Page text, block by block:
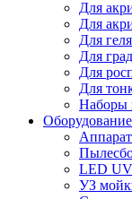
Для
Для
Для геля
Для
Для
Для
Наборы
Оборудование
LED
УЗ